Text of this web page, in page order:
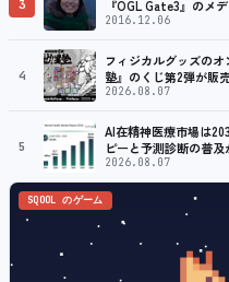
3
『OGL Gate3』のメ
2016.12.06
4
フィジカルグッズの
塾』のくじ第2弾が販
2026.08.07
5
AI在精神医療市場は
ピーと予測診断の普及
2026.08.07
SQOOL のゲーム